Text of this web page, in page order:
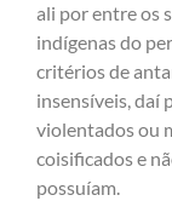
ali por entre os
indígenas do
critérios de
insensíveis, daí
violentados ou
coisificados e
possuíam.